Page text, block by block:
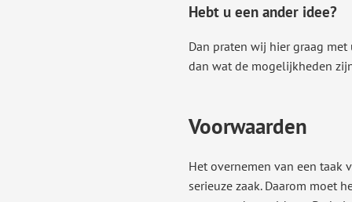
Hebt u een ander idee?
Dan praten wij hier graag
dan wat de mogelijkheden
Voorwaarden
Het overnemen van een taak
serieuze zaak. Daarom moet